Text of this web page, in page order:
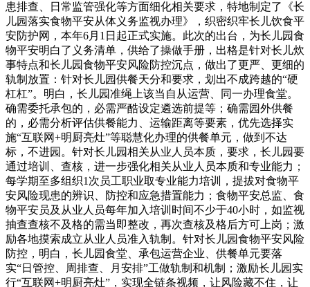
患排查、日常监管强化等方面细化相关要求，特地制定了《长
儿园落实食物平安从体义务监视办理》，织密织牢长儿饮食平
安防护网，本年6月1日起正式实施。此次的出台，为长儿园食
物平安明白了义务清单，供给了操做手册，出格是针对长儿炊
事特点和长儿园食物平安风险防控沉点，做出了更严、更细的
轨制放置：针对长儿园供餐天分和要求，划出不成跨越的“硬
杠杠”。明白，长儿园准绳上该当自从运营、同一办理食堂。
确需委托承包的，必需严酷设定遴选前提等；确需园外供餐
的，必需分析评估供餐能力、运输距离等要素，优先选择实
施“互联网+明厨亮灶”等聪慧化办理的供餐单元，做到不达
标，不进园。针对长儿园相关从业人员本质，要求，长儿园要
通过培训、查核，进一步强化相关从业人员本质和专业能力；
每学期至多组织1次员工职业取专业能力培训，提拔对食物平
安风险现患的辨识、防控和应急措置能力；食物平安总监、食
物平安员及从业人员每年加入培训时间不少于40小时，如监视
抽查查核不及格的需当即整改，再次查核及格后方可上岗；激
励各地摸索成立从业人员准入轨制。针对长儿园食物平安风险
防控，明白，长儿园食堂、承包运营企业、供餐单元要落
实“日管控、周排查、月安排”工做轨制和机制；激励长儿园实
行“互联网+明厨亮灶”，实现全链条视频，让风险藏不住，让